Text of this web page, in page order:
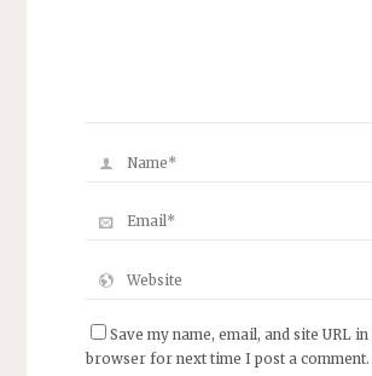
Save my name, email, and site URL in
browser for next time I post a comment.